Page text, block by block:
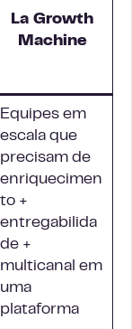
La Growth
Machine
Equipes em
escala que
precisam de
enriquecimen
to +
entregabilida
de +
multicanal em
uma
plataforma